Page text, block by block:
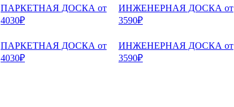
ПАРКЕТНАЯ ДОСКА от
4030₽
ИНЖЕНЕРНАЯ ДОСКА от
3590₽
ПАРКЕТНАЯ ДОСКА от
4030₽
ИНЖЕНЕРНАЯ ДОСКА от
3590₽